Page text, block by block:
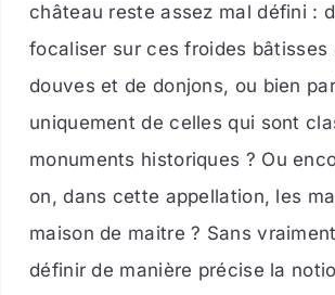
château reste assez mal défini :
focaliser sur ces froides bâtisses
douves et de donjons, ou bien
uniquement de celles qui sont
monuments historiques ? Ou
on, dans cette appellation, les
maison de maitre ? Sans
définir de manière précise la